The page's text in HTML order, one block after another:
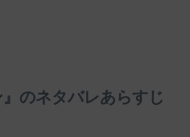
のネタバレあらすじ